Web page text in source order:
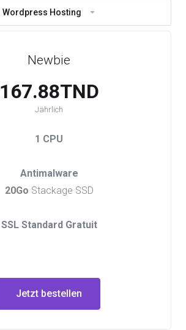
Wordpress Hosting
Newbie
167.88TND
Jährlich
1 CPU
Antimalware
20Go Stackage SSD
SSL Standard Gratuit
Jetzt bestellen